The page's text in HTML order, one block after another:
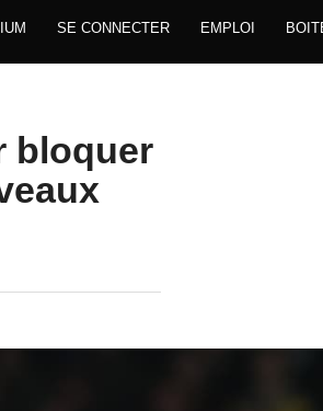
SE CONNECTER EMPLOI
bloquer